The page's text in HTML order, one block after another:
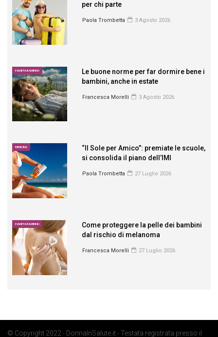
per chi parte
Paola Trombetta 3 Agosto 2026
PIANETA BAMBINO
Le buone norme per far dormire bene i
bambini, anche in estate
Francesca Morelli 3 Agosto 2026
MEDICINA
“Il Sole per Amico”: premiate le scuole,
si consolida il piano dell’IMI
Paola Trombetta 27 Luglio 2026
PIANETA BAMBINO
Come proteggere la pelle dei bambini
dal rischio di melanoma
Francesca Morelli 27 Luglio 2026
© Copyright 2022 - DonnaInSalute.it - Testata registrata presso il